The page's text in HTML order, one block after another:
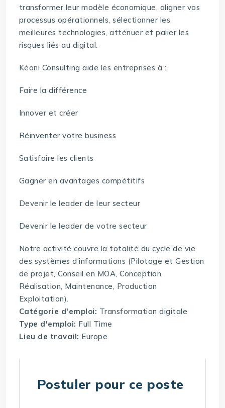
transformer leur modèle économique, aligner vos
processus opérationnels, sélectionner les
meilleures technologies, atténuer et palier les
risques liés au digital.
Kéoni Consulting aide les entreprises à :
Faire la différence
Innover et créer
Réinventer votre business
Satisfaire les clients
Gagner en avantages compétitifs
Devenir le leader de leur secteur
Devenir le leader de votre secteur
Notre activité couvre la totalité du cycle de vie
des systèmes d’informations (Pilotage et Gestion
de projet, Conseil en MOA, Conception,
Réalisation, Maintenance, Production
Exploitation).
Catégorie d'emploi: Transformation digitale
Type d'emploi: Full Time
Lieu de travail: Europe
Postuler pour ce poste